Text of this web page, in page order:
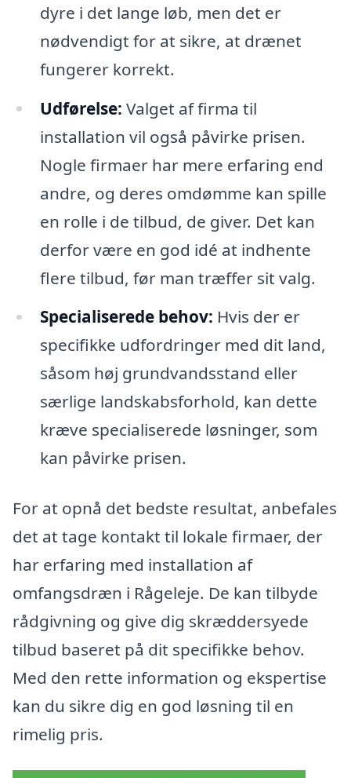
dyre i det lange løb, men det er
nødvendigt for at sikre, at drænet
fungerer korrekt.
Udførelse: Valget af firma til
installation vil også påvirke prisen.
Nogle firmaer har mere erfaring end
andre, og deres omdømme kan spille
en rolle i de tilbud, de giver. Det kan
derfor være en god idé at indhente
flere tilbud, før man træffer sit valg.
Specialiserede behov: Hvis der er
specifikke udfordringer med dit land,
såsom høj grundvandsstand eller
særlige landskabsforhold, kan dette
kræve specialiserede løsninger, som
kan påvirke prisen.
For at opnå det bedste resultat, anbefales
det at tage kontakt til lokale firmaer, der
har erfaring med installation af
omfangsdræn i Rågeleje. De kan tilbyde
rådgivning og give dig skræddersyede
tilbud baseret på dit specifikke behov.
Med den rette information og ekspertise
kan du sikre dig en god løsning til en
rimelig pris.